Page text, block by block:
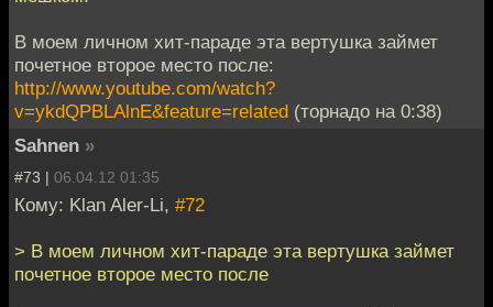
В моем личном хит-параде эта вертушка займет
почетное второе место после:
http://www.youtube.com/watch?
v=ykdQPBLAlnE&feature=related (торнадо на 0:38)
Sahnen »
#73 | 06.04.12 01:35
Кому: Klan Aler-Li, #72
> В моем личном хит-параде эта вертушка займет
почетное второе место после